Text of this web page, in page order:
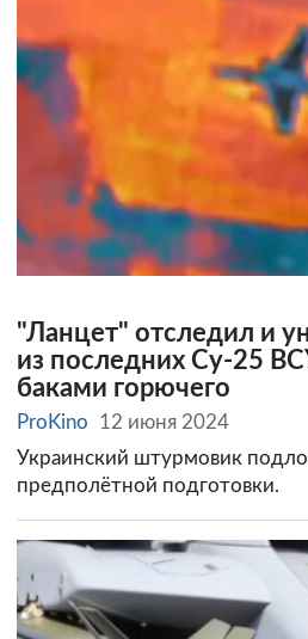
"Ланцет" отследил и
из последних Су-25
баками горючего
ProKino
12 июня 2024
Украинский штурмовик
предполётной подготовки.